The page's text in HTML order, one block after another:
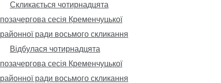
Скликається чотирнадцята
позачергова сесія Кременчуцької
районної ради восьмого скликання
Відбулася чотирнадцята
позачергова сесія Кременчуцької
районної ради восьмого скликання